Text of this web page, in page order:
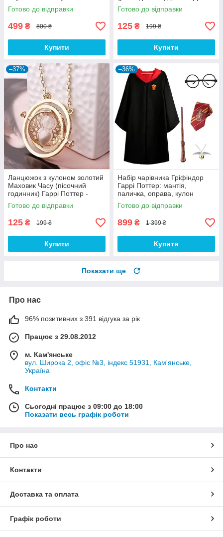
Готово до відправки
499 ₴ 800 ₴
Купити
Поттера - Harry Potter
Готово до відправки
125 ₴ 199 ₴
Купити
–37%
Ланцюжок з кулоном золотий
Маховик Часу (пісочний
годинник) Гаррі Поттер -
Harry Potter, Cosplay necklace
Готово до відправки
125 ₴ 199 ₴
Купити
–36%
Набір чарівника Гріфіндор
Гаррі Поттер: мантія,
паличка, оправа, кулон
Золотий Снітч і краватка
Готово до відправки
899 ₴ 1 399 ₴
Купити
Показати ще
Про нас
96% позитивних з 391 відгука за рік
Працює з 29.08.2012
м. Кам'янське
вул. Широка 2, офіс №3, індекс 51931, Кам'янське,
Україна
Контакти
Сьогодні працює з 09:00 до 18:00
Показати весь графік роботи
Про нас
Контакти
Доставка та оплата
Графік роботи